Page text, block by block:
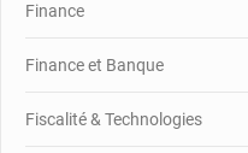
Finance
Finance et Banque
Fiscalité & Technologies